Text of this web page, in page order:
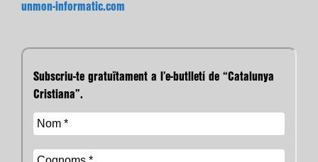
unmon-informatic.com
Subscriu-te gratuïtament a l’e-butlletí de “Catalunya
Cristiana”.